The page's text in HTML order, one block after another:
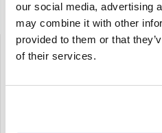
our social media, advertising
may combine it with other
provided to them or that
of their services.
Gerelateerde artikelen